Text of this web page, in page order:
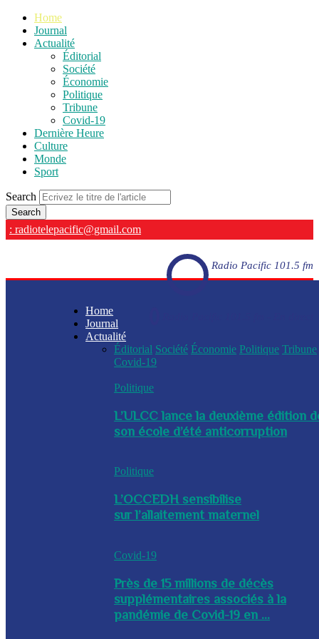
Home
Journal
Actualité
Éditorial
Société
Économie
Politique
Tribune
Covid-19
Dernière Heure
Culture
Monde
Sport
Search
: radiotelepacific@gmail.com
Radio Pacific 101.5 fm
Home
Journal
Actualité
Éditorial Société Économie Politique Tribune
Covid-19
Politique
L’ULCC lance la deuxième édition
son école d’été anticorruption
Politique
L’OCCEDH sensibilise
sur l’allaitement maternel
Covid-19
Près de 15 millions de décès
supplémentaires associés à la
pandémie de Covid-19 en ...